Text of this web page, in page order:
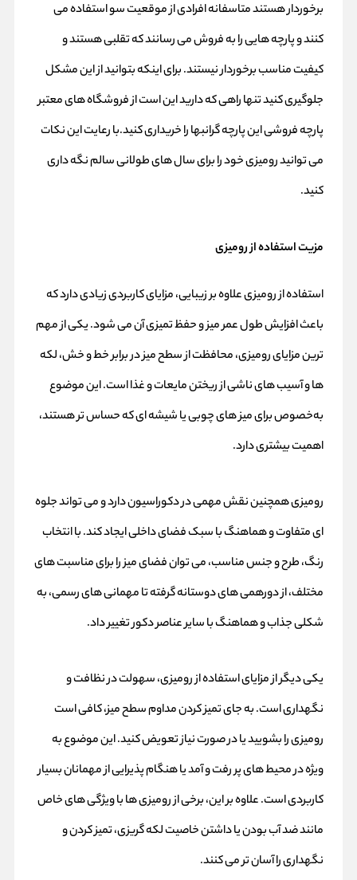
برخوردار هستند متاسفانه افرادی از موقعیت سو استفاده می
کنند و پارچه هایی را به فروش می رسانند که تقلبی هستند و
کیفیت مناسب برخوردار نیستند. برای اینکه بتوانید از این مشکل
جلوگیری کنید تنها راهی که دارید این است از فروشگاه های معتبر
پارچه فروشی این پارچه گرانبها را خریداری کنید.با رعایت این نکات
می توانید رومیزی خود را برای سال های طولانی سالم نگه داری
کنید.
مزیت استفاده از رومیزی
استفاده از رومیزی علاوه بر زیبایی، مزایای کاربردی زیادی دارد که
باعث افزایش طول عمر میز و حفظ تمیزی آن می‌ شود. یکی از مهم‌
ترین مزایای رومیزی، محافظت از سطح میز در برابر خط و خش، لکه‌
ها و آسیب‌ های ناشی از ریختن مایعات و غذا است. این موضوع
به‌خصوص برای میز های چوبی یا شیشه‌ ای که حساس‌ تر هستند،
اهمیت بیشتری دارد.
رومیزی همچنین نقش مهمی در دکوراسیون دارد و می‌ تواند جلوه‌
ای متفاوت و هماهنگ با سبک فضای داخلی ایجاد کند. با انتخاب
رنگ، طرح و جنس مناسب، می‌ توان فضای میز را برای مناسبت‌ های
مختلف، از دورهمی‌ های دوستانه گرفته تا مهمانی‌ های رسمی، به
شکلی جذاب و هماهنگ با سایر عناصر دکور تغییر داد.
یکی دیگر از مزایای استفاده از رومیزی، سهولت در نظافت و
نگهداری است. به جای تمیز کردن مداوم سطح میز، کافی است
رومیزی را بشویید یا در صورت نیاز تعویض کنید. این موضوع به‌
ویژه در محیط‌ های پر رفت‌ و آمد یا هنگام پذیرایی از مهمانان بسیار
کاربردی است. علاوه بر این، برخی از رومیزی‌ ها با ویژگی‌ های خاص
مانند ضد آب بودن یا داشتن خاصیت لکه‌ گریزی، تمیز کردن و
نگهداری را آسان‌ تر می‌ کنند.